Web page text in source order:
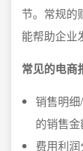
节。常规的
能帮助企业
常见的电商
销售明
的销售金
费用利